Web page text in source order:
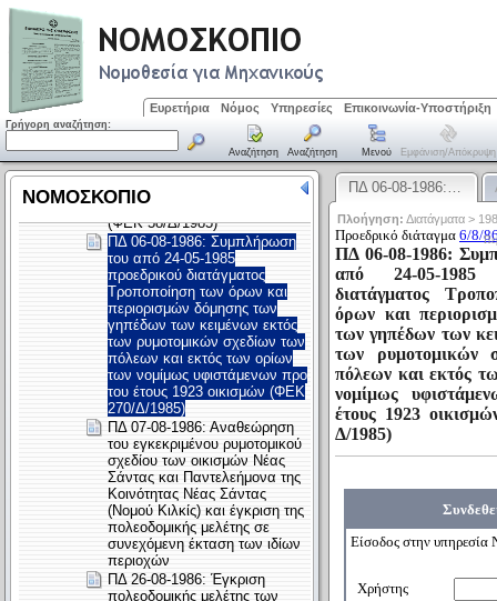
Ευρετήρια Νόμος Υπηρεσίες Επικοινωνία-Υποστήριξη
Γρήγορη αναζήτηση:
Αναζήτηση Αναζήτηση Μενού Εμφάνιση/απόκρυψη
ΠΔ 06-08-1986:…